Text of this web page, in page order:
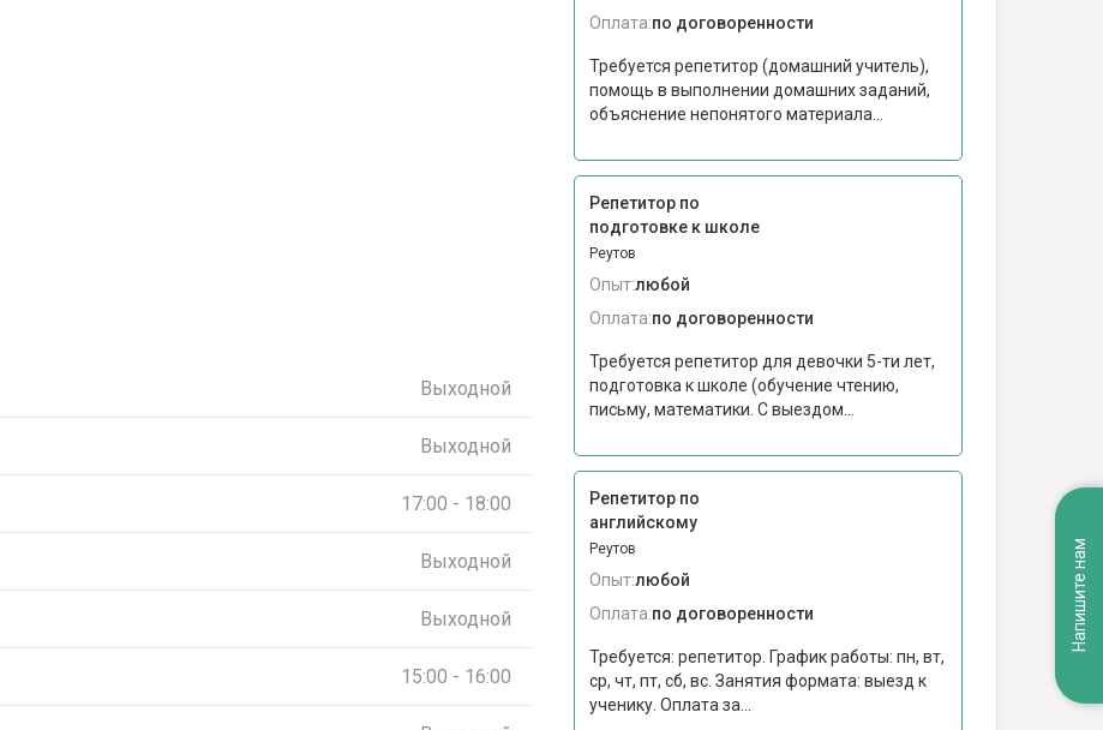
Выходной
Выходной
17:00 - 18:00
Выходной
Выходной
15:00 - 16:00
Оплата:по договоренности
Требуется репетитор (домашний учитель),
помощь в выполнении домашних заданий,
объяснение непонятого материала...
Репетитор по
подготовке к школе
Реутов
Опыт:любой
Оплата:по договоренности
Требуется репетитор для девочки 5-ти лет,
подготовка к школе (обучение чтению,
письму, математики. С выездом...
Репетитор по
английскому
Реутов
Опыт:любой
Оплата:по договоренности
Требуется: репетитор. График работы: пн, вт,
ср, чт, пт, сб, вс. Занятия формата: выезд к
ученику. Оплата за...
Напишите нам